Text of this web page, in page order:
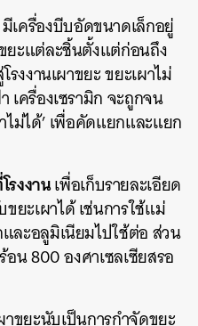
เครื่องบีบอัดขนาดเล็กอยู่
ยะแต่ละชิ้นตั้งแต่ก่อนถึง
รงงานเผาขยะ ขยะเผาไม่
เครื่องเซรามิก จะถูกจน
ไม่ได้’ เพื่อคัดแยกและแยก
รงงานเพื่อเก็บรายละเอียด
ยะเผาได้ เช่นการใช้แม่
ละอลูมิเนียมไปใช้ต่อ ส่วน
อน 800 องศาเซลเซียสรอ
าขยะนับเป็นการกำจัดขยะ